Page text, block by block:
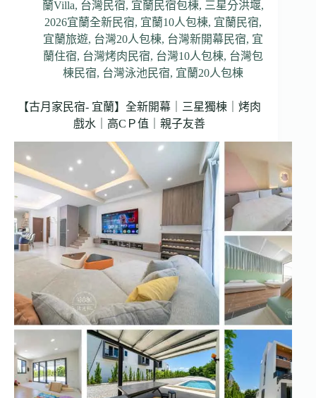
蘭Villa, 台灣民宿, 宜蘭民宿包棟, 三星分洪堰,
2026宜蘭全新民宿, 宜蘭10人包棟, 宜蘭民宿,
宜蘭旅遊, 台灣20人包棟, 台灣新開幕民宿, 宜
蘭住宿, 台灣烤肉民宿, 台灣10人包棟, 台灣包
棟民宿, 台灣泳池民宿, 宜蘭20人包棟
【古月家民宿- 宜蘭】全新開幕｜三星獨棟｜烤肉
戲水｜高CＰ值｜親子友善